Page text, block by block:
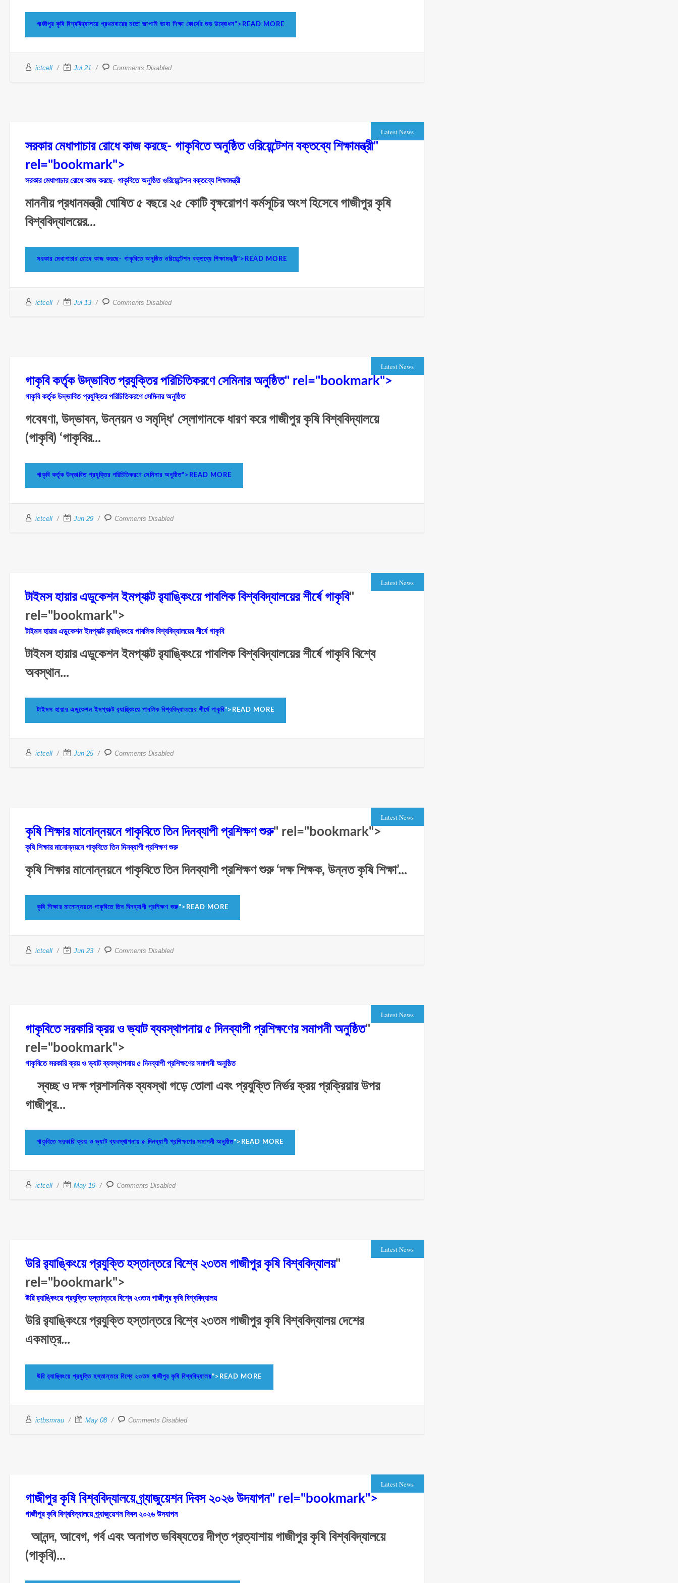
গাজীপুর কৃষি বিশ্ববিদ্যালয়ে প্রথমবারের মতো জাপানি ভাষা শিক্ষা কোর্সের শুভ উদ্বোধন">READ MORE
ictcell Jul 21 Comments Disabled
Latest News
সরকার মেধাপাচার রোধে কাজ করছে- গাকৃবিতে অনুষ্ঠিত ওরিয়েন্টেশন বক্তব্যে শিক্ষামন্ত্রী"
rel="bookmark">
সরকার মেধাপাচার রোধে কাজ করছে- গাকৃবিতে অনুষ্ঠিত ওরিয়েন্টেশন বক্তব্যে শিক্ষামন্ত্রী
মাননীয় প্রধানমন্ত্রী ঘোষিত ৫ বছরে ২৫ কোটি বৃক্ষরোপণ কর্মসূচির অংশ হিসেবে গাজীপুর কৃষি
বিশ্ববিদ্যালয়ের...
সরকার মেধাপাচার রোধে কাজ করছে- গাকৃবিতে অনুষ্ঠিত ওরিয়েন্টেশন বক্তব্যে শিক্ষামন্ত্রী">READ MORE
ictcell Jul 13 Comments Disabled
Latest News
গাকৃবি কর্তৃক উদ্ভাবিত প্রযুক্তির পরিচিতিকরণে সেমিনার অনুষ্ঠিত" rel="bookmark">
গাকৃবি কর্তৃক উদ্ভাবিত প্রযুক্তির পরিচিতিকরণে সেমিনার অনুষ্ঠিত
গবেষণা, উদ্ভাবন, উন্নয়ন ও সমৃদ্ধি’ স্লোগানকে ধারণ করে গাজীপুর কৃষি বিশ্ববিদ্যালয়ে
(গাকৃবি) ‘গাকৃবির...
গাকৃবি কর্তৃক উদ্ভাবিত প্রযুক্তির পরিচিতিকরণে সেমিনার অনুষ্ঠিত">READ MORE
ictcell Jun 29 Comments Disabled
Latest News
টাইমস হায়ার এডুকেশন ইমপ্যাক্ট র‍্যাঙ্কিংয়ে পাবলিক বিশ্ববিদ্যালয়ের শীর্ষে গাকৃবি"
rel="bookmark">
টাইমস হায়ার এডুকেশন ইমপ্যাক্ট র‍্যাঙ্কিংয়ে পাবলিক বিশ্ববিদ্যালয়ের শীর্ষে গাকৃবি
টাইমস হায়ার এডুকেশন ইমপ্যাক্ট র‌্যাঙ্কিংয়ে পাবলিক বিশ্ববিদ্যালয়ের শীর্ষে গাকৃবি বিশ্বে
অবস্থান...
টাইমস হায়ার এডুকেশন ইমপ্যাক্ট র‍্যাঙ্কিংয়ে পাবলিক বিশ্ববিদ্যালয়ের শীর্ষে গাকৃবি">READ MORE
ictcell Jun 25 Comments Disabled
Latest News
কৃষি শিক্ষার মানোন্নয়নে গাকৃবিতে তিন দিনব্যাপী প্রশিক্ষণ শুরু" rel="bookmark">
কৃষি শিক্ষার মানোন্নয়নে গাকৃবিতে তিন দিনব্যাপী প্রশিক্ষণ শুরু
কৃষি শিক্ষার মানোন্নয়নে গাকৃবিতে তিন দিনব্যাপী প্রশিক্ষণ শুরু ‘দক্ষ শিক্ষক, উন্নত কৃষি শিক্ষা’...
কৃষি শিক্ষার মানোন্নয়নে গাকৃবিতে তিন দিনব্যাপী প্রশিক্ষণ শুরু">READ MORE
ictcell Jun 23 Comments Disabled
Latest News
গাকৃবিতে সরকারি ক্রয় ও ভ্যাট ব্যবস্থাপনায় ৫ দিনব্যাপী প্রশিক্ষণের সমাপনী অনুষ্ঠিত"
rel="bookmark">
গাকৃবিতে সরকারি ক্রয় ও ভ্যাট ব্যবস্থাপনায় ৫ দিনব্যাপী প্রশিক্ষণের সমাপনী অনুষ্ঠিত
স্বচ্ছ ও দক্ষ প্রশাসনিক ব্যবস্থা গড়ে তোলা এবং প্রযুক্তি নির্ভর ক্রয় প্রক্রিয়ার উপর
গাজীপুর...
গাকৃবিতে সরকারি ক্রয় ও ভ্যাট ব্যবস্থাপনায় ৫ দিনব্যাপী প্রশিক্ষণের সমাপনী অনুষ্ঠিত">READ MORE
ictcell May 19 Comments Disabled
Latest News
উরি র‌্যাঙ্কিংয়ে প্রযুক্তি হস্তান্তরে বিশ্বে ২৩তম গাজীপুর কৃষি বিশ্ববিদ্যালয়"
rel="bookmark">
উরি র‌্যাঙ্কিংয়ে প্রযুক্তি হস্তান্তরে বিশ্বে ২৩তম গাজীপুর কৃষি বিশ্ববিদ্যালয়
উরি র‌্যাঙ্কিংয়ে প্রযুক্তি হস্তান্তরে বিশ্বে ২৩তম গাজীপুর কৃষি বিশ্ববিদ্যালয় দেশের
একমাত্র...
উরি র‌্যাঙ্কিংয়ে প্রযুক্তি হস্তান্তরে বিশ্বে ২৩তম গাজীপুর কৃষি বিশ্ববিদ্যালয়">READ MORE
ictbsmrau May 08 Comments Disabled
Latest News
গাজীপুর কৃষি বিশ্ববিদ্যালয়ে গ্র্যাজুয়েশন দিবস ২০২৬ উদযাপন" rel="bookmark">
গাজীপুর কৃষি বিশ্ববিদ্যালয়ে গ্র্যাজুয়েশন দিবস ২০২৬ উদযাপন
আনন্দ, আবেগ, গর্ব এবং অনাগত ভবিষ্যতের দীপ্ত প্রত্যাশায় গাজীপুর কৃষি বিশ্ববিদ্যালয়ে
(গাকৃবি)...